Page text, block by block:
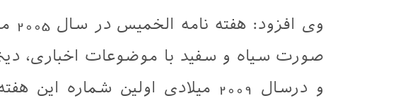
صورت سیاه و سفید با موضوعات اخباری،
و درسال 2009 میلادی اولین